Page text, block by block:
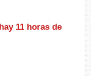
11 horas de